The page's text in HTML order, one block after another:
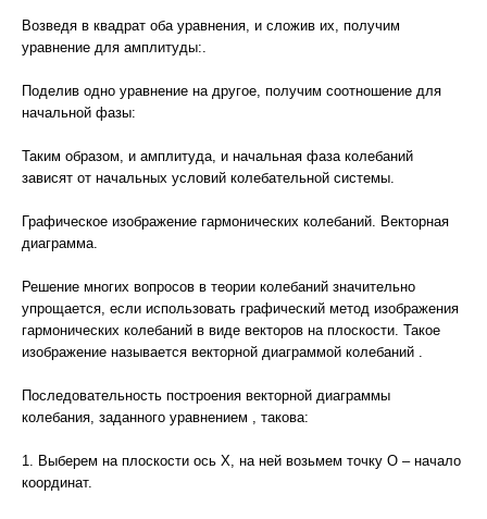
Возведя в квадрат оба уравнения, и сложив их, получим
уравнение для амплитуды:.
Поделив одно уравнение на другое, получим соотношение для
начальной фазы:
Таким образом, и амплитуда, и начальная фаза колебаний
зависят от начальных условий колебательной системы.
Графическое изображение гармонических колебаний. Векторная
диаграмма.
Решение многих вопросов в теории колебаний значительно
упрощается, если использовать графический метод изображения
гармонических колебаний в виде векторов на плоскости. Такое
изображение называется векторной диаграммой колебаний .
Последовательность построения векторной диаграммы
колебания, заданного уравнением , такова:
1. Выберем на плоскости ось Х, на ней возьмем точку О – начало
координат.